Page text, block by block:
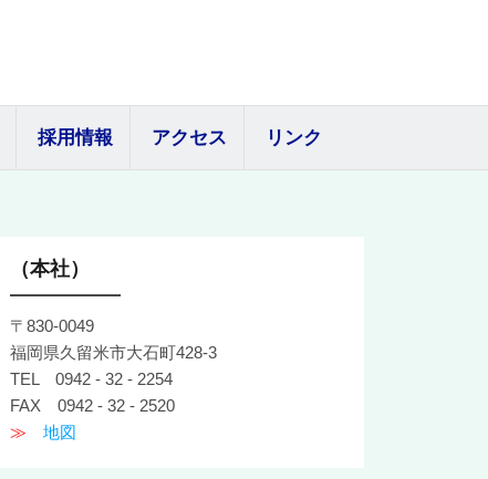
採用情報 アクセス リンク
（本社）
〒830-0049
福岡県久留米市大石町428-3
TEL 0942 - 32 - 2254
FAX 0942 - 32 - 2520
≫ 地図